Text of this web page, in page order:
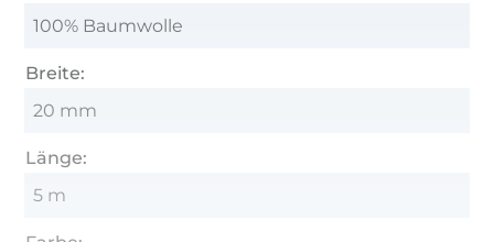
100% Baumwolle
Breite:
20 mm
Länge:
5 m